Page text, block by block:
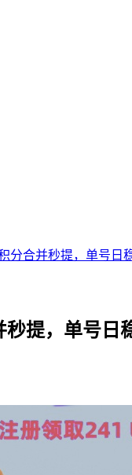
分合并秒提，单号日
提，单号日